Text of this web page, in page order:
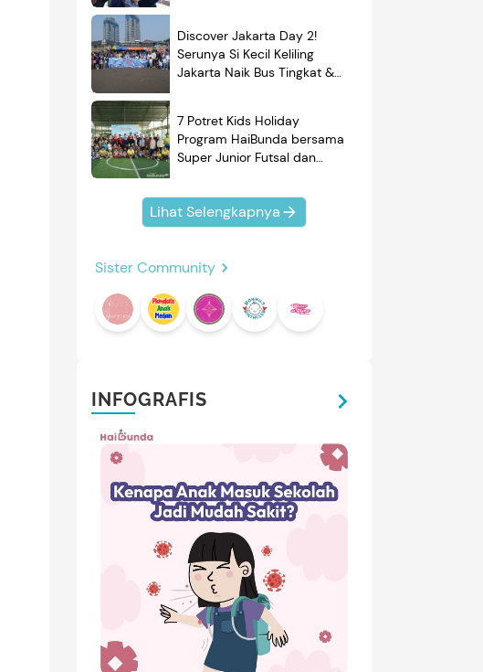
Discover Jakarta Day 2!
Serunya Si Kecil Keliling
Jakarta Naik Bus Tingkat &
7 Potret Kids Holiday
Program HaiBunda bersama
Super Junior Futsal dan
Kompak Banget!
Lihat Selengkapnya
Sister Community
INFOGRAFIS